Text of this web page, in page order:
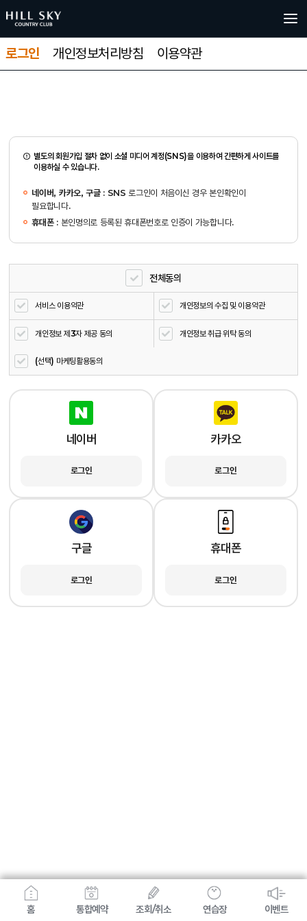
로그인 개인정보처리방침 이용약관
별도의 회원가입 절차 없이 소셜 미디어 계정(SNS)을 이용하여 간편하게 사이트를
이용하실 수 있습니다.
네이버, 카카오, 구글: SNS 로그인이 처음이신 경우 본인확인이
필요합니다.
휴대폰: 본인명의로 등록된 휴대폰번호로 인증이 가능합니다.
전체동의
서비스 이용약관 개인정보의 수집 및 이용약관
개인정보 제3자 제공 동의 개인정보 취급 위탁 동의
(선택) 마케팅활용동의
네이버
로그인
카카오
로그인
구글
로그인
휴대폰
로그인
홈 통합예약 조회/취소 연습장 이벤트